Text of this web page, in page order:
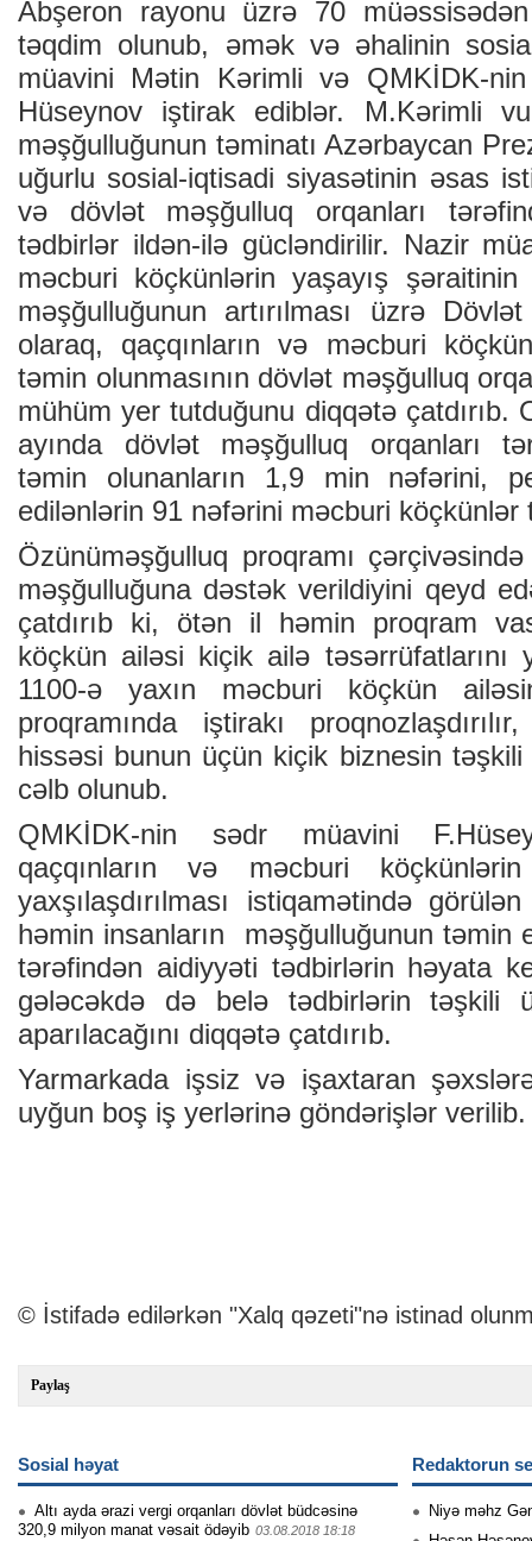
Abşeron rayonu üzrə 70
təqdim olunub, əmək və əhalinin
müavini Mətin Kərimli və QMKİDK-
Hüseynov iştirak ediblər. M.Kərimli
məşğulluğunun təminatı Azərbaycan
uğurlu sosial-iqtisadi siyasətinin əsas
və dövlət məşğulluq orqanları
tədbirlər ildən-ilə gücləndirilir. Nazir
məcburi köçkünlərin yaşayış şəraitinin
məşğulluğunun artırılması üzrə
olaraq, qaçqınların və məcburi
təmin olunmasının dövlət məşğulluq
mühüm yer tutduğunu diqqətə çatdırıb.
ayında dövlət məşğulluq orqanları
təmin olunanların 1,9 min nəfərini,
edilənlərin 91 nəfərini məcburi köçkünlər
Özünüməşğulluq proqramı
məşğulluğuna dəstək verildiyini qeyd
çatdırıb ki, ötən il həmin proqram
köçkün ailəsi kiçik ailə təsərrüfatlarını
1100-ə yaxın məcburi köçkün
proqramında iştirakı
hissəsi bunun üçün kiçik biznesin təşkili
cəlb olunub.
QMKİDK-nin sədr müavini
qaçqınların və məcburi
yaxşılaşdırılması istiqamətində
həmin insanların məşğulluğunun təmin
tərəfindən aidiyyəti tədbirlərin həyata
gələcəkdə də belə tədbirlərin təşkili
aparılacağını diqqətə çatdırıb.
Yarmarkada işsiz və işaxtaran
uyğun boş iş yerlərinə göndərişlər verilib.
© İstifadə edilərkən "Xalq qəzeti"nə istinad
Paylaş
Sosial həyat
Altı ayda ərazi vergi orqanları dövlət büdcəsinə
320,9 milyon manat vəsait ödəyib 03.08.2018 18:18
Redaktorun
Niyə məhz